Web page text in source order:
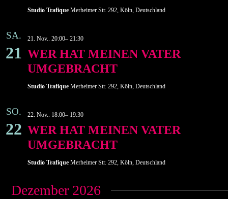
Studio Trafique Merheimer Str. 292, Köln, Deutschland
SA.
21 WER HAT MEINEN VATER
UMGEBRACHT
21. Nov.. 20:00– 21:30
Studio Trafique Merheimer Str. 292, Köln, Deutschland
SO.
22 WER HAT MEINEN VATER
UMGEBRACHT
22. Nov.. 18:00– 19:30
Studio Trafique Merheimer Str. 292, Köln, Deutschland
Dezember 2026